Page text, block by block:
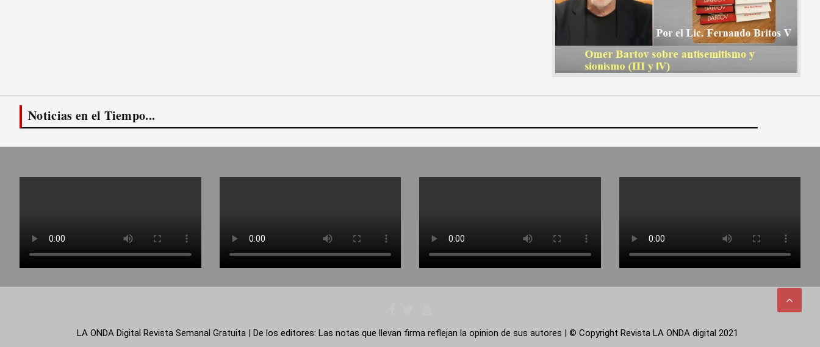
Noticias en el Tiempo...
LA ONDA Digital Revista Semanal Gratuita | De los editores: Las notas que llevan firma reflejan la opinion de sus autores | © Copyright Revista LA ONDA digital 2021